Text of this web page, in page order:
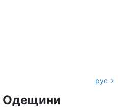
рус
Одещини